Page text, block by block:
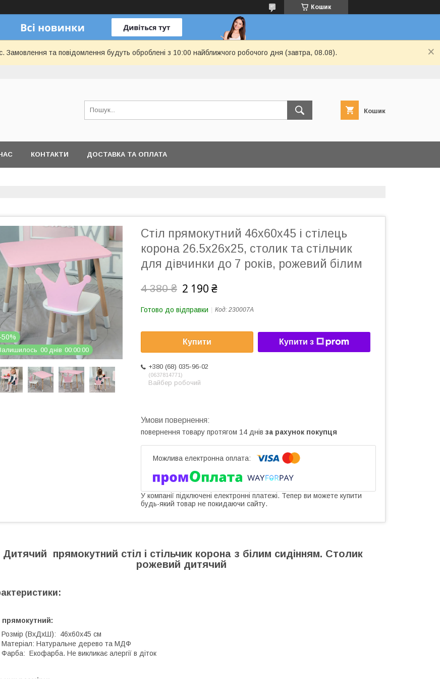
Кошик
Замовлення та повідомлення будуть оброблені з 10:00 найближчого робочого дня (завтра, 08.08).
Кошик
КОНТАКТИ ДОСТАВКА ТА ОПЛАТА
00 днів 00 00 00
Стіл прямокутний 46х60х45 і стілець
корона 26.5х26х25, столик та стільчик
для дівчинки до 7 років, рожевий білим
4 380 ₴ 2 190 ₴
Готово до відправки Код: 230007А
Купити Купити з
+380 (68) 035-96-02
0637814771
Вайбер робочий
повернення товару протягом 14 днів за рахунок покупця
У компанії підключені електронні платежі. Тепер ви можете купити
будь-який товар не покидаючи сайту.
Дитячий прямокутний стіл і стільчик корона з білим сидінням. Столик
рожевий дитячий
прямокутний:
Розмір (ВхДхШ): 46х60х45 см
Матеріал: Натуральне дерево та МДФ
Фарба: Екофарба. Не викликає алергії в діток